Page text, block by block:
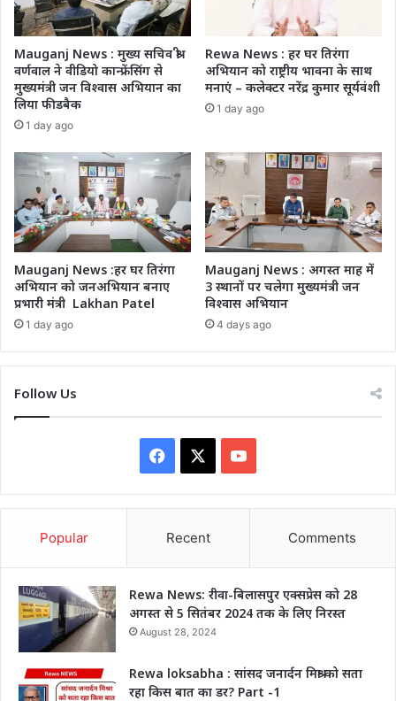
Mauganj News : मुख्य सचिव श्री
वर्णवाल ने वीडियो कान्फ्रेंसिंग से
मुख्यमंत्री जन विश्वास अभियान का
लिया फीडबैक
1 day ago
Rewa News : हर घर तिरंगा
अभियान को राष्ट्रीय भावना के साथ
मनाएं – कलेक्टर नरेंद्र कुमार सूर्यवंशी
1 day ago
Mauganj News :हर घर तिरंगा
अभियान को जनअभियान बनाए
प्रभारी मंत्री Lakhan Patel
1 day ago
Mauganj News : अगस्त माह में
3 स्थानों पर चलेगा मुख्यमंत्री जन
विश्वास अभियान
4 days ago
Follow Us
Facebook YouTube
Popular Recent Comments
Rewa News: रीवा-बिलासपुर एक्सप्रेस को 28
अगस्त से 5 सितंबर 2024 तक के लिए निरस्त
August 28, 2024
Rewa loksabha : सांसद जनार्दन मिश्रा को सता
रहा किस बात का डर? Part -1